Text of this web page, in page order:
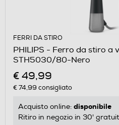
FERRI DA STIRO
PHILIPS - Ferro da stiro a
STH5030/80-Nero
€ 49,99
€ 74,99 consigliato
Acquisto online: disponibile
Ritiro in negozio in 30'